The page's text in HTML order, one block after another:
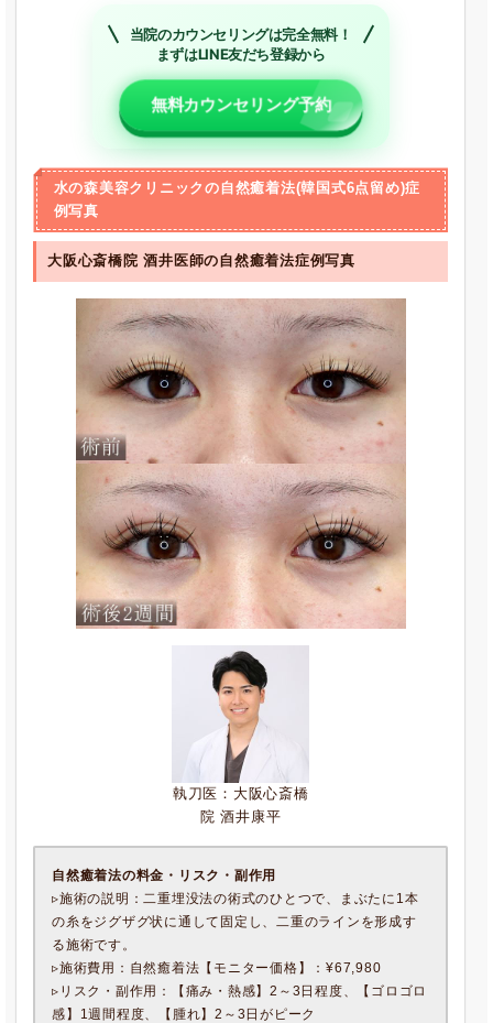
当院のカウンセリングは完全無料！
まずはLINE友だち登録から
無料カウンセリング予約
水の森美容クリニックの自然癒着法(韓国式6点留め)症
例写真
大阪心斎橋院 酒井医師の自然癒着法症例写真
執刀医：大阪心斎橋
院 酒井康平
自然癒着法の料金・リスク・副作用
▹施術の説明：二重埋没法の術式のひとつで、まぶたに1本
の糸をジグザグ状に通して固定し、二重のラインを形成す
る施術です。
▹施術費用：自然癒着法【モニター価格】：¥67,980
▹リスク・副作用：【痛み・熱感】2～3日程度、【ゴロゴロ
感】1週間程度、【腫れ】2～3日がピーク